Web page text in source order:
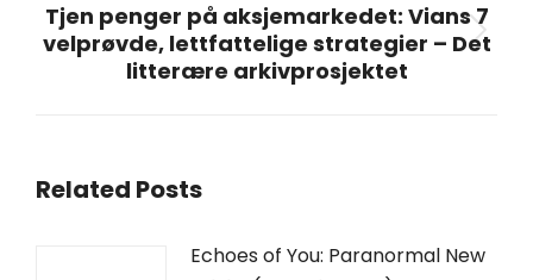
Next
post:
Tjen penger på aksjemarkedet: Vians 7
velprøvde, lettfattelige strategier – Det
litterære arkivprosjektet
Related Posts
Echoes of You: Paranormal New